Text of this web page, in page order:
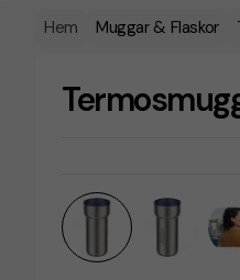
Hem Muggar & Flaskor